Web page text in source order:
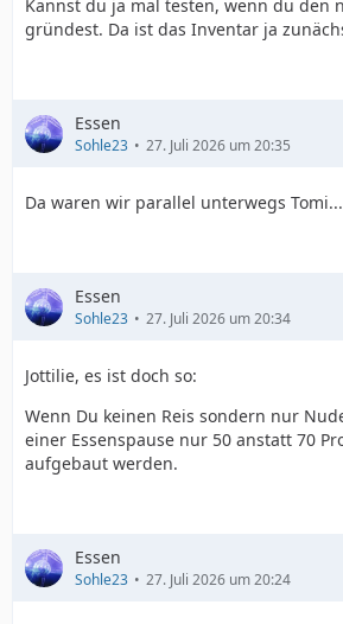
Kannst du ja mal testen, wenn du den
gründest. Da ist das Inventar ja
Essen
Sohle23 27. Juli 2026 um 20:35
Da waren wir parallel unterwegs
Essen
Sohle23 27. Juli 2026 um 20:34
Jottilie, es ist doch so:
Wenn Du keinen Reis sondern nur
einer Essenspause nur 50 anstatt 70
aufgebaut werden.
Essen
Sohle23 27. Juli 2026 um 20:24